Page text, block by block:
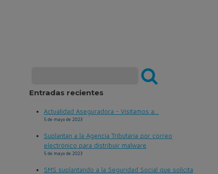
Entradas recientes
Actualidad Aseguradora - Visitamos a...
5 de mayo de 2023
Suplantan a la Agencia Tributaria por correo
electrónico para distribuir malware
5 de mayo de 2023
SMS suplantando a la Seguridad Social que solicita